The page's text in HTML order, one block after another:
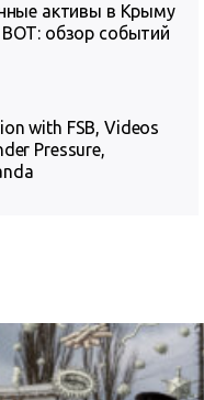
активы в Крыму
обзор событий
with FSB, Videos
Pressure,